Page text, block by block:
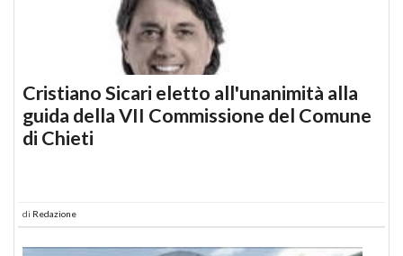
Cristiano Sicari eletto all'unanimità alla
guida della VII Commissione del Comune
di Chieti
di Redazione